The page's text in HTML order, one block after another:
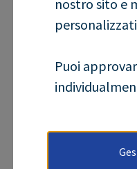
nostro sito e
Puoi